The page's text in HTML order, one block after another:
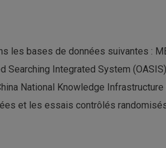
les bases de données suivantes :
Searching Integrated System
National Knowledge
et les essais contrôlés